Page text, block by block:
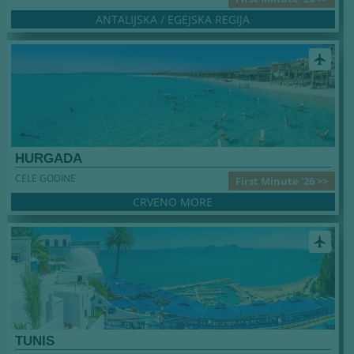
ANTALIJSKA / EGEJSKA REGIJA
airplanemode_active
HURGADA
First Minute '26 >>
CELE GODINE
CRVENO MORE
airplanemode_active
TUNIS